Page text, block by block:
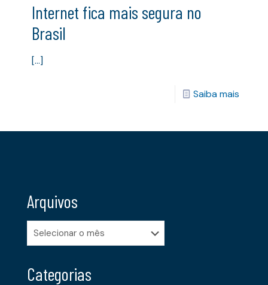
Internet fica mais segura no
Brasil
[…]
Saiba mais
Arquivos
Arquivos
Categorias